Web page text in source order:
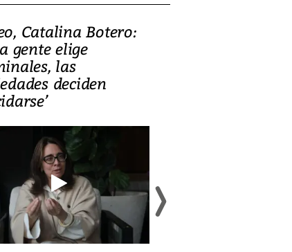
Catalina Botero:
gente elige
las
deciden